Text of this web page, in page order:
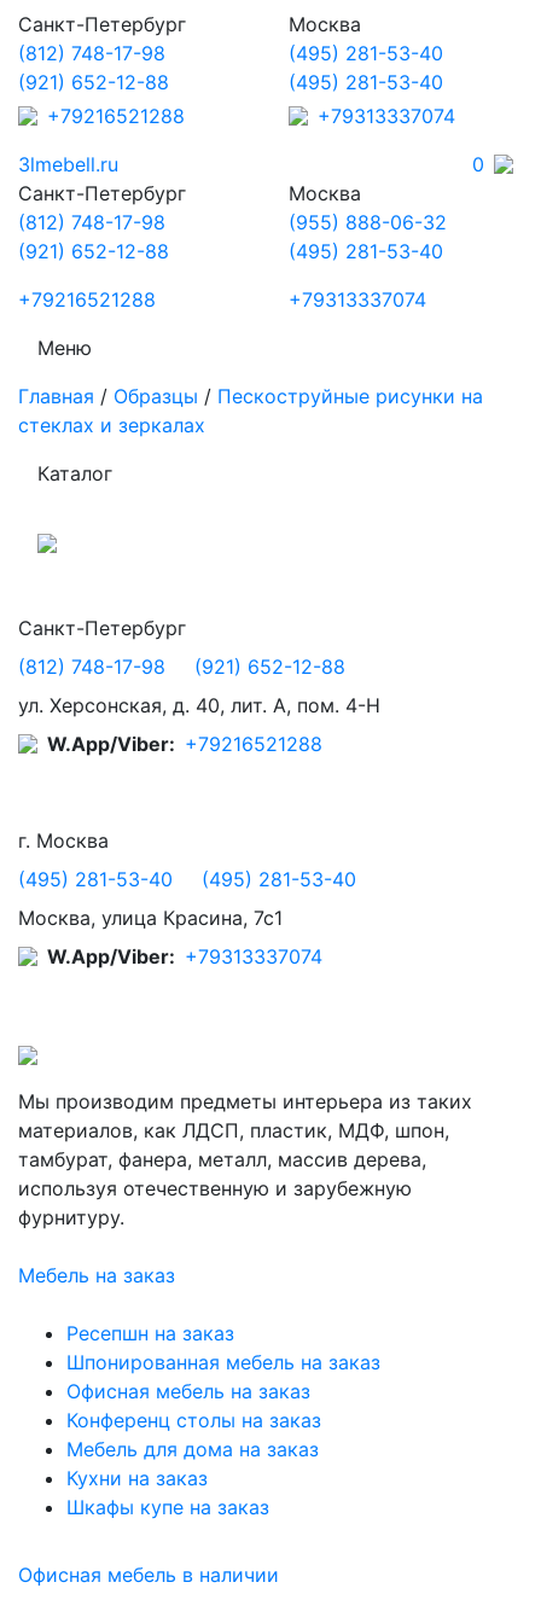
Санкт-Петербург
(812) 748-17-98
(921) 652-12-88
+79216521288
Москва
(495) 281-53-40
(495) 281-53-40
+79313337074
3lmebell.ru
Санкт-Петербург
(812) 748-17-98
(921) 652-12-88
+79216521288
Москва
(955) 888-06-32
(495) 281-53-40
+79313337074
0
Меню
Главная / Образцы / Пескоструйные рисунки на
стеклах и зеркалах
Каталог
Санкт-Петербург
(812) 748-17-98
(921) 652-12-88
ул. Херсонская, д. 40, лит. А, пом. 4-Н
W.App/Viber: +79216521288
г. Москва
(495) 281-53-40
(495) 281-53-40
Москва, улица Красина, 7с1
W.App/Viber: +79313337074
Мы производим предметы интерьера из таких
материалов, как ЛДСП, пластик, МДФ, шпон,
тамбурат, фанера, металл, массив дерева,
используя отечественную и зарубежную
фурнитуру.
Мебель на заказ
Ресепшн на заказ
Шпонированная мебель на заказ
Офисная мебель на заказ
Конференц столы на заказ
Мебель для дома на заказ
Кухни на заказ
Шкафы купе на заказ
Офисная мебель в наличии